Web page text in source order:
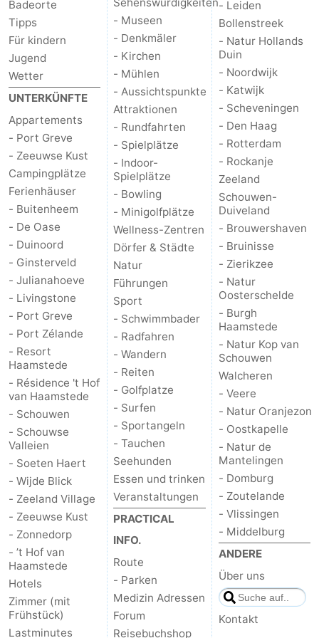
Badeorte
Tipps
Für kindern
Jugend
Wetter
UNTERKÜNFTE
Appartements
- Port Greve
- Zeeuwse Kust
Campingplätze
Ferienhäuser
- Buitenheem
- De Oase
- Duinoord
- Ginsterveld
- Julianahoeve
- Livingstone
- Port Greve
- Port Zélande
- Resort
Haamstede
- Résidence 't Hof
van Haamstede
- Schouwen
- Schouwse
Valleien
- Soeten Haert
- Wijde Blick
- Zeeland Village
- Zeeuwse Kust
- Zonnedorp
- ’t Hof van
Haamstede
Hotels
Zimmer (mit
Frühstück)
Lastminutes
- Museen
- Denkmäler
- Kirchen
- Mühlen
- Aussichtspunkte
Attraktionen
- Rundfahrten
- Spielplätze
- Indoor-
Spielplätze
- Bowling
- Minigolfplätze
Wellness-Zentren
Dörfer & Städte
Natur
Führungen
Sport
- Schwimmbader
- Radfahren
- Wandern
- Reiten
- Golfplatze
- Surfen
- Sportangeln
- Tauchen
Seehunden
Essen und trinken
Veranstaltungen
PRACTICAL
INFO.
Route
- Parken
Medizin Adressen
Forum
Reisebuchshop
- Leiden
Bollenstreek
- Natur Hollands
Duin
- Noordwijk
- Katwijk
- Scheveningen
- Den Haag
- Rotterdam
- Rockanje
Zeeland
Schouwen-
Duiveland
- Brouwershaven
- Bruinisse
- Zierikzee
- Natur
Oosterschelde
- Burgh
Haamstede
- Natur Kop van
Schouwen
Walcheren
- Veere
- Natur Oranjezon
- Oostkapelle
- Natur de
Mantelingen
- Domburg
- Zoutelande
- Vlissingen
- Middelburg
ANDERE
Über uns
Kontakt